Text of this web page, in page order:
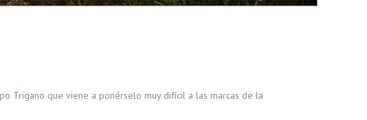
Trigano que viene a ponérselo muy difícil a las marcas de la